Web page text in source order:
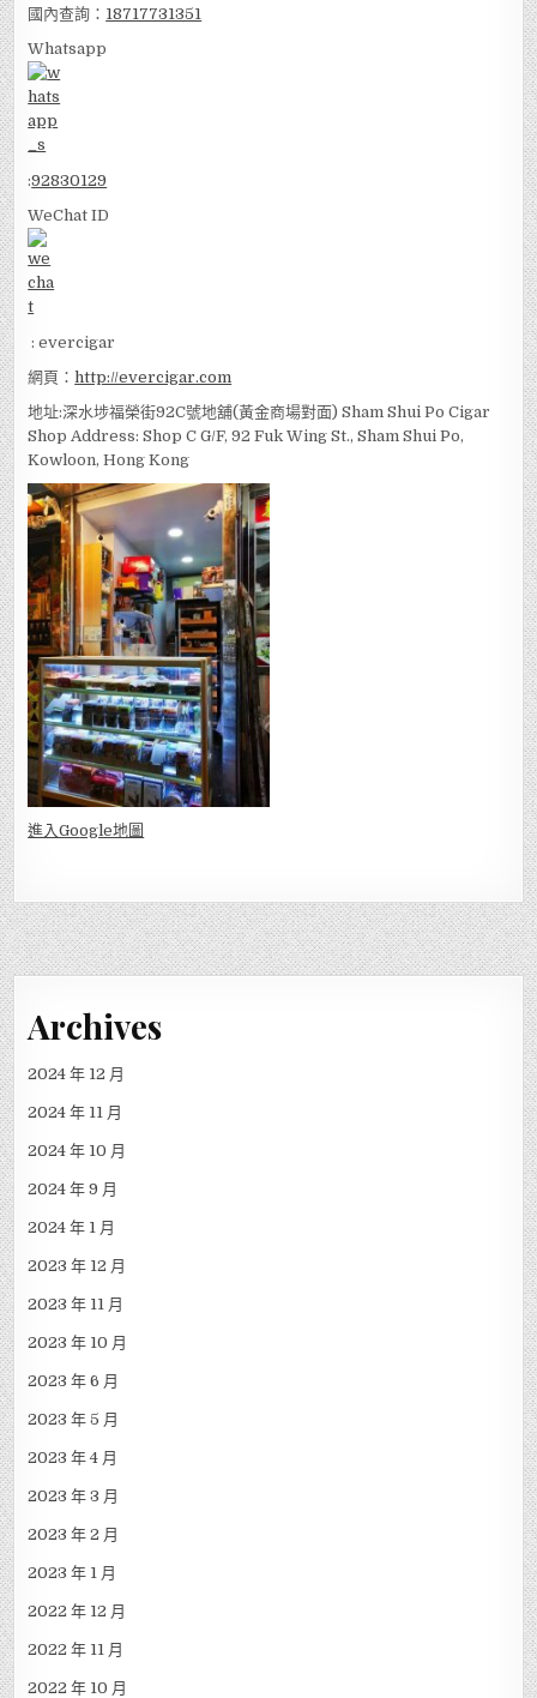
國內查詢： 18717731351
Whatsapp
:92830129
WeChat ID
: evercigar
網頁：http://evercigar.com
地址:深水埗福榮街92C號地舖(黃金商場對面) Sham Shui Po Cigar
Shop Address: Shop C G/F, 92 Fuk Wing St., Sham Shui Po,
Kowloon, Hong Kong
進入Google地圖
Archives
2024 年 12 月
2024 年 11 月
2024 年 10 月
2024 年 9 月
2024 年 1 月
2023 年 12 月
2023 年 11 月
2023 年 10 月
2023 年 6 月
2023 年 5 月
2023 年 4 月
2023 年 3 月
2023 年 2 月
2023 年 1 月
2022 年 12 月
2022 年 11 月
2022 年 10 月